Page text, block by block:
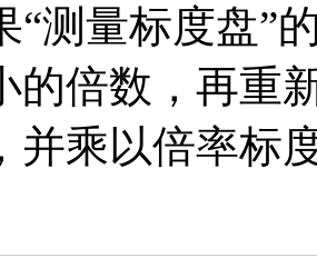
量标度盘”
的倍数，再重
并乘以倍率标